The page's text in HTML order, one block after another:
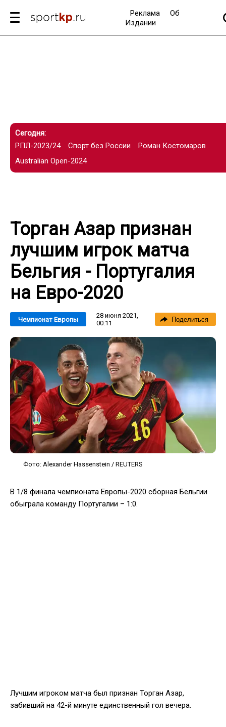
Реклама
Об
Издании
Сегодня:
РПЛ-2023/24
Спорт без России
Роман Костомаров
Australian Open-2024
Торган Азар признан
лучшим игрок матча
Бельгия - Португалия
на Евро-2020
Чемпионат Европы
28 июня 2021,
00:11
Поделиться
Фото: Alexander Hassenstein / REUTERS
В 1/8 финала чемпионата Европы-2020 сборная Бельгии
обыграла команду Португалии – 1:0.
Лучшим игроком матча был признан Торган Азар,
забивший на 42-й минуте единственный гол вечера.